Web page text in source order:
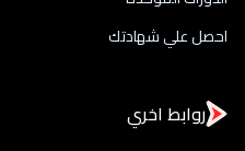
احصل علي شهادتك
روابط اخري